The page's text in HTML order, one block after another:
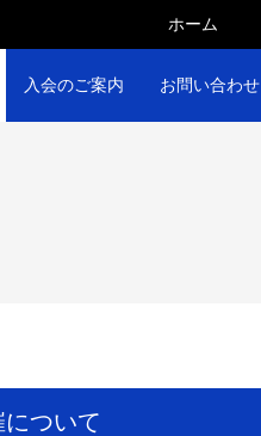
ホーム
入会のご案内 お問い合わせ
ついて